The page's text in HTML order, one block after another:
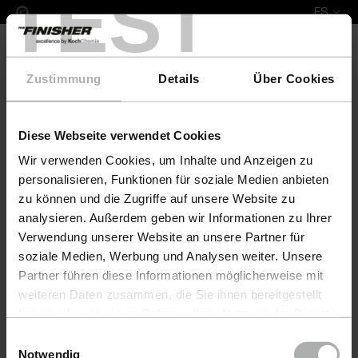
TEST
Zustimmung Details Über Cookies
Diese Webseite verwendet Cookies
Wir verwenden Cookies, um Inhalte und Anzeigen zu
personalisieren, Funktionen für soziale Medien anbieten
zu können und die Zugriffe auf unsere Website zu
analysieren. Außerdem geben wir Informationen zu Ihrer
Verwendung unserer Website an unsere Partner für
soziale Medien, Werbung und Analysen weiter. Unsere
Partner führen diese Informationen möglicherweise mit
weiteren Daten zusammen, die Sie ihnen bereitgestellt
Einstellungen zu den Cookies finden Sie unter
Notwendig
ES
COLOURLOCK Leather Fresh Colour & Protect Set